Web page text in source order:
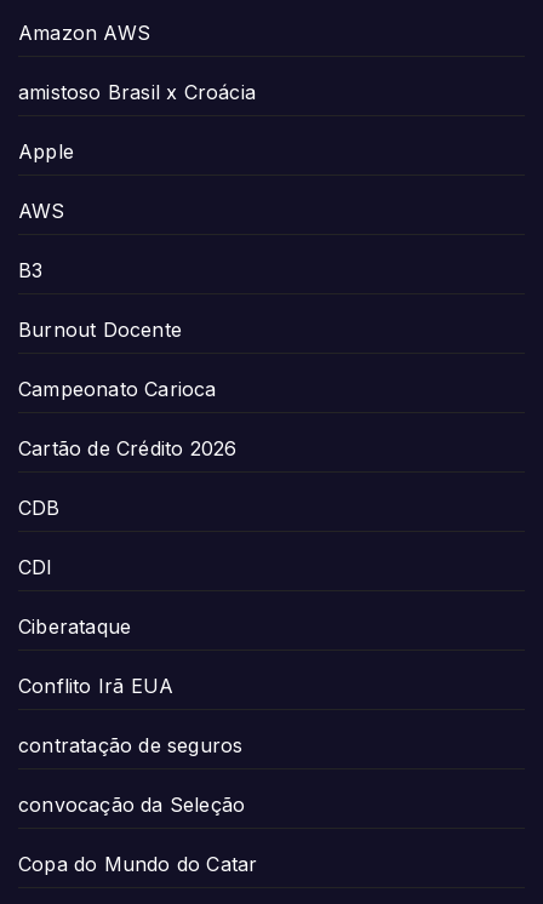
Amazon AWS
amistoso Brasil x Croácia
Apple
AWS
B3
Burnout Docente
Campeonato Carioca
Cartão de Crédito 2026
CDB
CDI
Ciberataque
Conflito Irã EUA
contratação de seguros
convocação da Seleção
Copa do Mundo do Catar